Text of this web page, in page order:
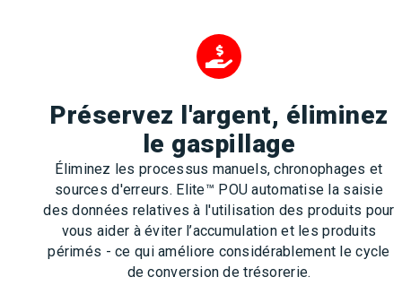
Préservez l'argent, éliminez
le gaspillage
Éliminez les processus manuels, chronophages et
sources d'erreurs. Elite™ POU automatise la saisie
des données relatives à l'utilisation des produits pour
vous aider à éviter l’accumulation et les produits
périmés - ce qui améliore considérablement le cycle
de conversion de trésorerie.